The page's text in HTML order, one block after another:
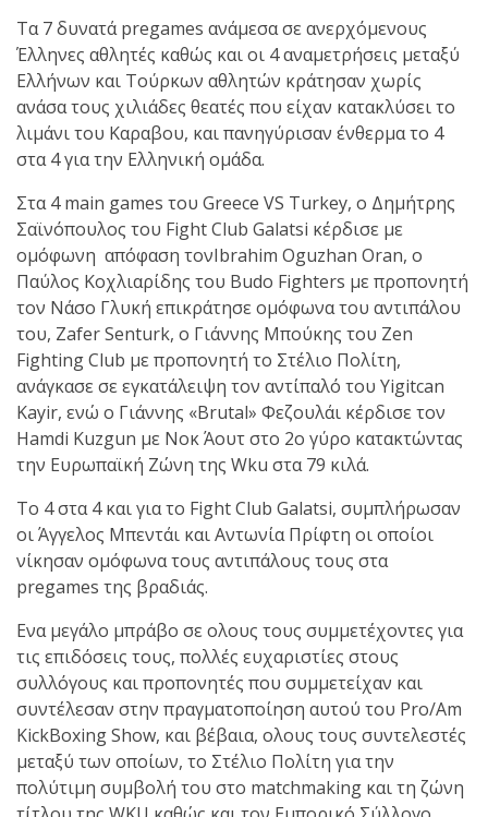
Με μεγάλη
επιτυχία
πραγματοποιήθηκε το
Brazilian Jiu-Jitsu με τον
Grand Master Reyson
Gracie στο Fight Club
Galatsi!
Ο
Κορυφαίος
Βραζιλιάνος προπονητής
Degree, σε σεμινάριο BJJ
για λίγους, στο Fight Club
Galatsi..!
Τα 7 δυνατά pregames ανάμεσα σε ανερχόμενους
Έλληνες αθλητές καθώς και οι 4 αναμετρήσεις μεταξύ
Ελλήνων και Τούρκων αθλητών κράτησαν χωρίς
ανάσα τους χιλιάδες θεατές που είχαν κατακλύσει το
λιμάνι του Καραβου, και πανηγύρισαν ένθερμα το 4
στα 4 για την Ελληνική ομάδα.
Στα 4 main games του Greece VS Turkey, ο Δημήτρης
Σαϊνόπουλος του Fight Club Galatsi κέρδισε με
ομόφωνη απόφαση τονIbrahim Oguzhan Oran, ο
Παύλος Κοχλιαρίδης του Budo Fighters με προπονητή
τον Νάσο Γλυκή επικράτησε ομόφωνα του αντιπάλου
του, Zafer Senturk, ο Γιάννης Μπούκης του Zen
Fighting Club με προπονητή το Στέλιο Πολίτη,
ανάγκασε σε εγκατάλειψη τον αντίπαλό του Yigitcan
Kayir, ενώ ο Γιάννης «Brutal» Φεζουλάι κέρδισε τον
Hamdi Kuzgun με Νοκ Άουτ στο 2ο γύρο κατακτώντας
την Ευρωπαϊκή Ζώνη της Wku στα 79 κιλά.
Το 4 στα 4 και για το Fight Club Galatsi, συμπλήρωσαν
oι Άγγελος Μπεντάι και Αντωνία Πρίφτη οι οποίοι
νίκησαν ομόφωνα τους αντιπάλους τους στα
pregames της βραδιάς.
Ενα μεγάλο μπράβο σε ολους τους συμμετέχοντες για
τις επιδόσεις τους, πολλές ευχαριστίες στους
συλλόγους και προπονητές που συμμετείχαν και
συντέλεσαν στην πραγματοποίηση αυτού του Pro/Am
KickBoxing Show, και βέβαια, ολους τους συντελεστές
μεταξύ των οποίων, το Στέλιο Πολίτη για την
πολύτιμη συμβολή του στο matchmaking και τη ζώνη